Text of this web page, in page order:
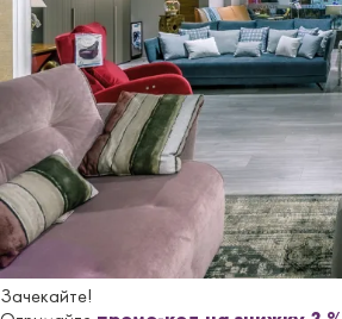
Зачекайте!
Купити